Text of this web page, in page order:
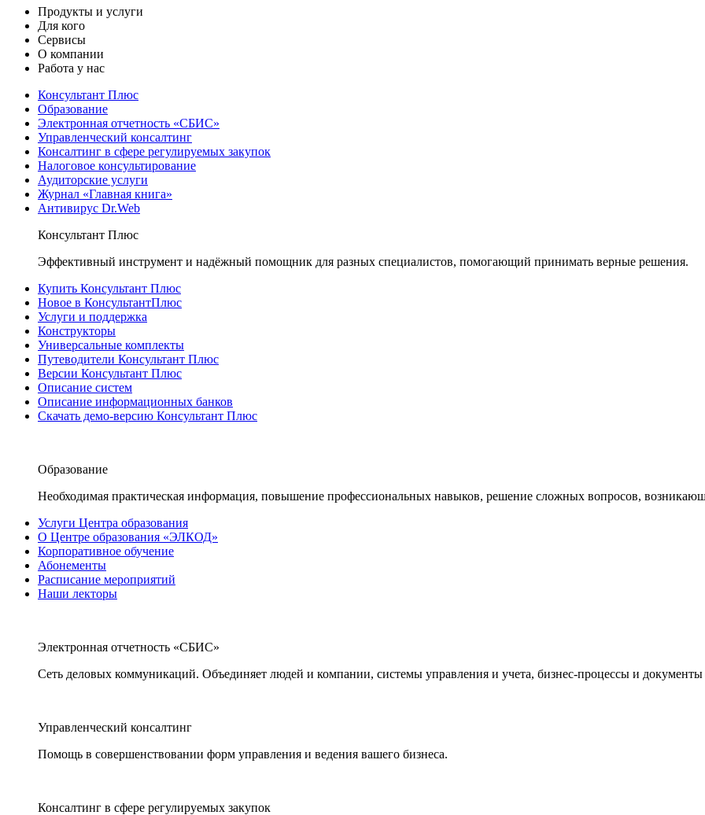
Продукты и услуги
Для кого
Сервисы
О компании
Работа у нас
Консультант Плюс
Образование
Электронная отчетность «СБИС»
Управленческий консалтинг
Консалтинг в сфере регулируемых закупок
Налоговое консультирование
Аудиторские услуги
Журнал «Главная книга»
Антивирус Dr.Web
Консультант Плюс
Эффективный инструмент и надёжный помощник для разных специалистов, помогающий принимать верные решения.
Купить Консультант Плюс
Новое в КонсультантПлюс
Услуги и поддержка
Конструкторы
Универсальные комплекты
Путеводители Консультант Плюс
Версии Консультант Плюс
Описание систем
Описание информационных банков
Скачать демо-версию Консультант Плюс
Образование
Необходимая практическая информация, повышение профессиональных навыков, решение сложных вопросов,
Услуги Центра образования
О Центре образования «ЭЛКОД»
Корпоративное обучение
Абонементы
Расписание мероприятий
Наши лекторы
Электронная отчетность «СБИС»
Сеть деловых коммуникаций. Объединяет людей и компании, системы управления и учета, бизнес-процессы и документы
Управленческий консалтинг
Помощь в совершенствовании форм управления и ведения вашего бизнеса.
Консалтинг в сфере регулируемых закупок